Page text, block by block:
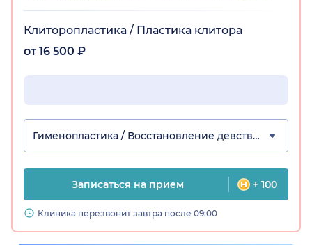
Клиторопластика / Пластика клитора
от 16 500 ₽
Гименопластика / Восстановление девственности
Записаться на прием + 100
Клиника перезвонит завтра после 09:00